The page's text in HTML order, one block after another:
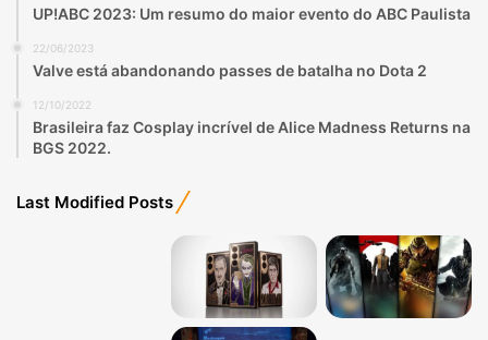
UP!ABC 2023: Um resumo do maior evento do ABC Paulista
22/06/2023
Valve está abandonando passes de batalha no Dota 2
12/10/2022
Brasileira faz Cosplay incrível de Alice Madness Returns na
BGS 2022.
Last Modified Posts